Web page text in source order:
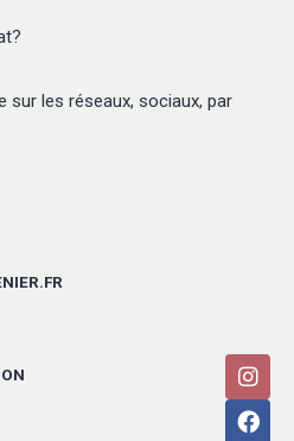
sur les réseaux, sociaux, par